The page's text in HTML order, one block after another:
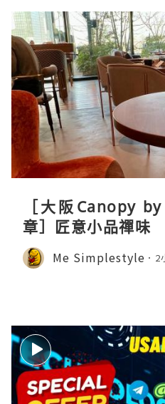
［大阪Canopy
章］匠意小品禪味
Me Simplestyle 2